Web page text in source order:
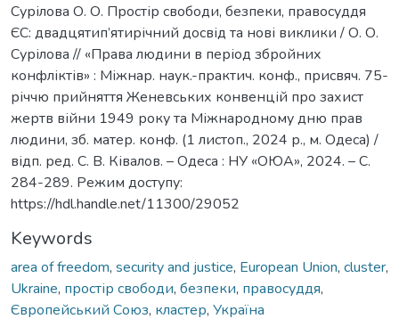
Сурілова О. О. Простір свободи, безпеки, правосуддя
ЄС: двадцятип’ятирічний досвід та нові виклики / О. О.
Сурілова // «Права людини в період збройних
конфліктів» : Міжнар. наук.-практич. конф., присвяч. 75-
річчю прийняття Женевських конвенцій про захист
жертв війни 1949 року та Міжнародному дню прав
людини, зб. матер. конф. (1 листоп., 2024 р., м. Одеса) /
відп. ред. С. В. Ківалов. – Одеса : НУ «ОЮА», 2024. – С.
284-289. Режим доступу:
https://hdl.handle.net/11300/29052
Keywords
area of ​​freedom, security and justice, European Union, cluster,
Ukraine, простір свободи, безпеки, правосуддя,
Європейський Союз, кластер, Україна